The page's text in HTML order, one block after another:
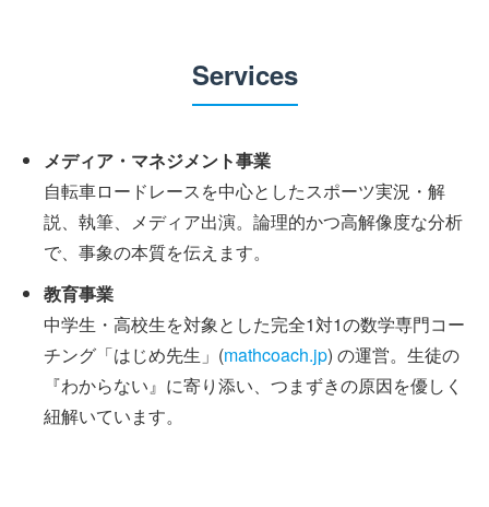
Services
メディア・マネジメント事業
自転車ロードレースを中心としたスポーツ実況・解
説、執筆、メディア出演。論理的かつ高解像度な分析
で、事象の本質を伝えます。
教育事業
中学生・高校生を対象とした完全1対1の数学専門コー
チング「はじめ先生」(mathcoach.jp) の運営。生徒の
『わからない』に寄り添い、つまずきの原因を優しく
紐解いています。